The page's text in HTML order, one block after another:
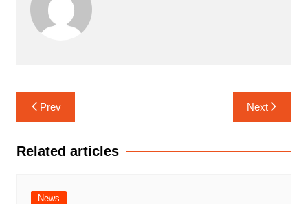
Navigasi
pos
Prev Next
Related articles
News